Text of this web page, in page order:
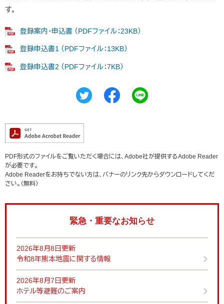
す。
登録案内・申込書 （PDFファイル：23KB）
登録申込書1 （PDFファイル：13KB）
登録申込書2 （PDFファイル：7KB）
PDF形式のファイルをご覧いただく場合には、Adobe社が提供するAdobe Reader
が必要です。
Adobe Readerをお持ちでない方は、バナーのリンク先からダウンロードしてくだ
さい。（無料）
緊急・重要なお知らせ
2026年8月8日更新
令和8年熊本地震に関する情報
2026年8月7日更新
ホテル等避難のご案内